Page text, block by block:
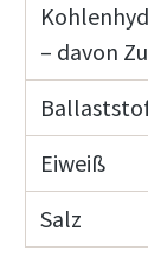
– davon
Eiweiß
Salz